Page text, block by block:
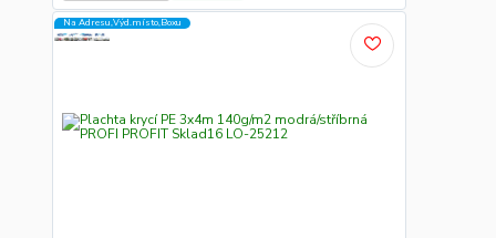
Na Adresu,Výd.místo,Boxu